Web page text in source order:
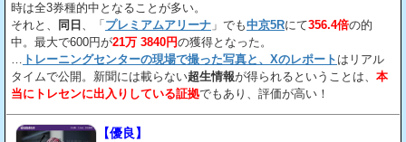
時は全3券種的中となることが多い。
それと、
同日 、「 プレミアムアリーナ 」でも中京5Rにて356.4倍の的
中。最大で600円が21万 3840円の獲得となった。
… トレーニングセンターの現場で撮った写真と、Xのレポート はリアル
タイムで公開。新聞には載らない超生情報が得られるということは、 本
当にトレセンに出入りしている証拠でもあり、評価が高い！
【優良】